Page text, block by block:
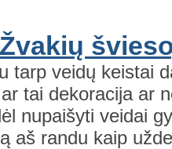
tarp veidų keistai
tai dekoracija ar
nupaišyti veidai
aš randu kaip